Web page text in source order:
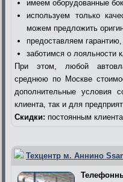
имеем оборудованные
используем только
можем предложить
предоставляем
заботимся о лояльности
При этом, любой
среднюю по Москве
дополнительные условия
клиента, так и для
Скидки: постоянным
Техцентр м. Аннино